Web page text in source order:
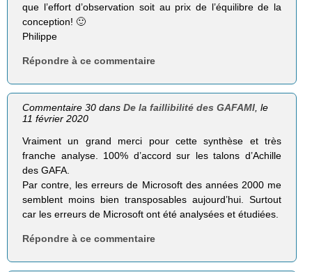
que l’effort d’observation soit au prix de l’équilibre de la
conception! 🙂
Philippe
Répondre à ce commentaire
Commentaire 30 dansDe la faillibilité des GAFAMI , le
11 février 2020
Vraiment un grand merci pour cette synthèse et très
franche analyse. 100% d’accord sur les talons d’Achille
des GAFA.
Par contre, les erreurs de Microsoft des années 2000 me
semblent moins bien transposables aujourd’hui. Surtout
car les erreurs de Microsoft ont été analysées et étudiées.
Répondre à ce commentaire